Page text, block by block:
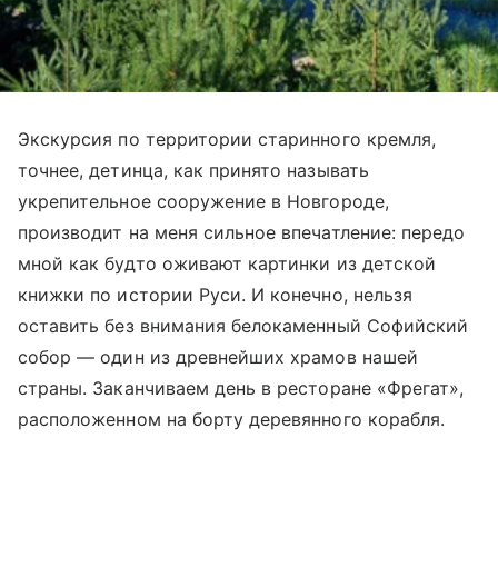
Экскурсия по территории старинного кремля,
точнее, детинца, как принято называть
укрепительное сооружение в Новгороде,
производит на меня сильное впечатление: передо
мной как будто оживают картинки из детской
книжки по истории Руси. И конечно, нельзя
оставить без внимания белокаменный Софийский
собор — один из древнейших храмов нашей
страны. Заканчиваем день в ресторане «Фрегат»,
расположенном на борту деревянного корабля.